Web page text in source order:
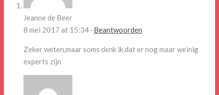
Jeanne de Beer
8 mei 2017 at 15:34 · Beantwoorden
Zeker weten,maar soms denk ik,dat er nog maar weinig
experts zijn